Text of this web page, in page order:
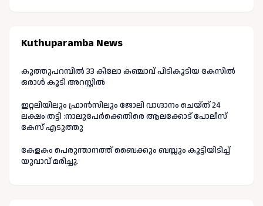
Kuthuparamba News
കൂത്തുപറമ്പിൽ 33 കിലോ കഞ്ചാവ് പിടികൂടിയ കേസിൽ
ഒരാൾ കൂടി അറസ്റ്റിൽ
ഇറ്റലിയിലും ഫ്രാൻസിലും ജോലി വാഗ്ദാനം ചെയ്ത് 24
ലക്ഷം തട്ടി :നാലുപേർക്കെതിരെ ആലക്കോട് പോലീസ്
കേസ് എടുത്തു
കേളകം പെരുന്താനത്ത് ബൈക്കും ബസ്സും കൂട്ടിയിടിച്ച്
യുവാവ് മരിച്ചു.